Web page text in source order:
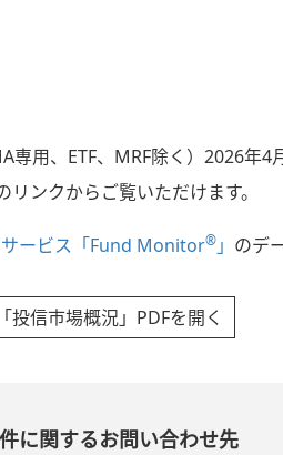
専用、ETF、MRF除く）2026年4
リンクからご覧いただけます。
ービス「Fund Monitor®」 のデ
「投信市場概況」PDFを開く
に関するお問い合わせ先